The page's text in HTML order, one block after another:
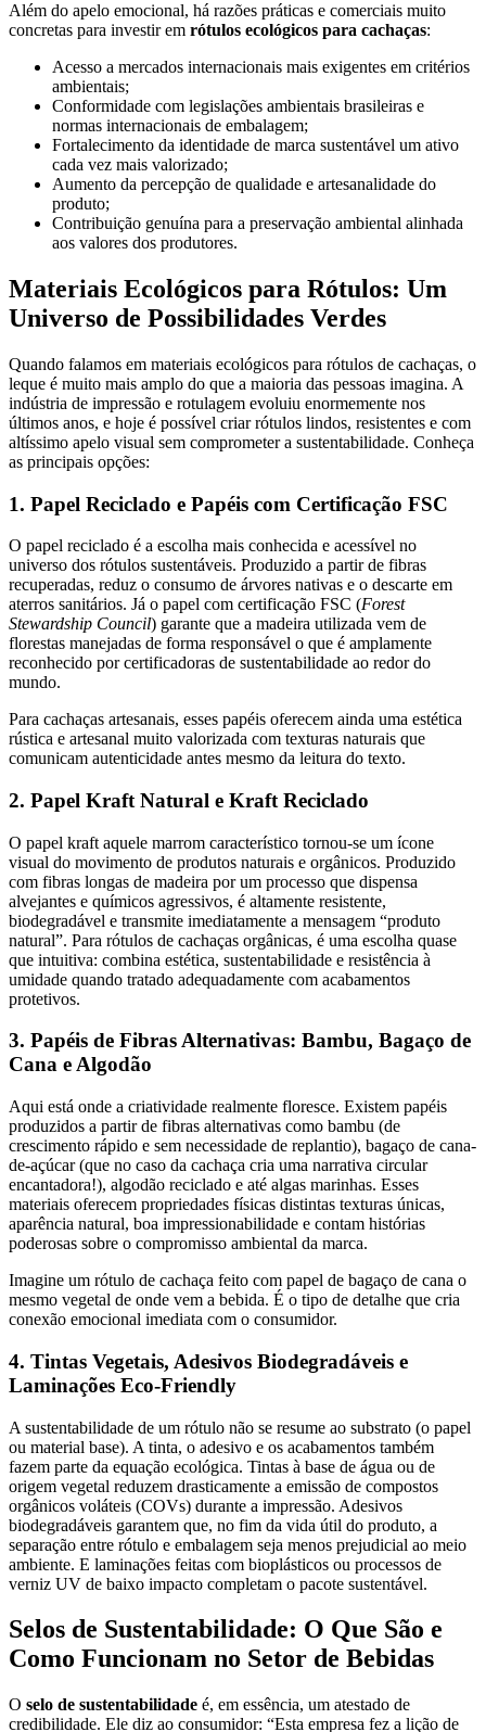
Além do apelo emocional, há razões práticas e comerciais muito
concretas para investir em rótulos ecológicos para cachaças:
Acesso a mercados internacionais mais exigentes em critérios
ambientais;
Conformidade com legislações ambientais brasileiras e
normas internacionais de embalagem;
Fortalecimento da identidade de marca sustentável um ativo
cada vez mais valorizado;
Aumento da percepção de qualidade e artesanalidade do
produto;
Contribuição genuína para a preservação ambiental alinhada
aos valores dos produtores.
Materiais Ecológicos para Rótulos: Um
Universo de Possibilidades Verdes
Quando falamos em materiais ecológicos para rótulos de cachaças, o
leque é muito mais amplo do que a maioria das pessoas imagina. A
indústria de impressão e rotulagem evoluiu enormemente nos
últimos anos, e hoje é possível criar rótulos lindos, resistentes e com
altíssimo apelo visual sem comprometer a sustentabilidade. Conheça
as principais opções:
1. Papel Reciclado e Papéis com Certificação FSC
O papel reciclado é a escolha mais conhecida e acessível no
universo dos rótulos sustentáveis. Produzido a partir de fibras
recuperadas, reduz o consumo de árvores nativas e o descarte em
aterros sanitários. Já o papel com certificação FSC (Forest
Stewardship Council) garante que a madeira utilizada vem de
florestas manejadas de forma responsável o que é amplamente
reconhecido por certificadoras de sustentabilidade ao redor do
mundo.
Para cachaças artesanais, esses papéis oferecem ainda uma estética
rústica e artesanal muito valorizada com texturas naturais que
comunicam autenticidade antes mesmo da leitura do texto.
2. Papel Kraft Natural e Kraft Reciclado
O papel kraft aquele marrom característico tornou-se um ícone
visual do movimento de produtos naturais e orgânicos. Produzido
com fibras longas de madeira por um processo que dispensa
alvejantes e químicos agressivos, é altamente resistente,
biodegradável e transmite imediatamente a mensagem “produto
natural”. Para rótulos de cachaças orgânicas, é uma escolha quase
que intuitiva: combina estética, sustentabilidade e resistência à
umidade quando tratado adequadamente com acabamentos
protetivos.
3. Papéis de Fibras Alternativas: Bambu, Bagaço de
Cana e Algodão
Aqui está onde a criatividade realmente floresce. Existem papéis
produzidos a partir de fibras alternativas como bambu (de
crescimento rápido e sem necessidade de replantio), bagaço de cana-
de-açúcar (que no caso da cachaça cria uma narrativa circular
encantadora!), algodão reciclado e até algas marinhas. Esses
materiais oferecem propriedades físicas distintas texturas únicas,
aparência natural, boa impressionabilidade e contam histórias
poderosas sobre o compromisso ambiental da marca.
Imagine um rótulo de cachaça feito com papel de bagaço de cana o
mesmo vegetal de onde vem a bebida. É o tipo de detalhe que cria
conexão emocional imediata com o consumidor.
4. Tintas Vegetais, Adesivos Biodegradáveis e
Laminações Eco-Friendly
A sustentabilidade de um rótulo não se resume ao substrato (o papel
ou material base). A tinta, o adesivo e os acabamentos também
fazem parte da equação ecológica. Tintas à base de água ou de
origem vegetal reduzem drasticamente a emissão de compostos
orgânicos voláteis (COVs) durante a impressão. Adesivos
biodegradáveis garantem que, no fim da vida útil do produto, a
separação entre rótulo e embalagem seja menos prejudicial ao meio
ambiente. E laminações feitas com bioplásticos ou processos de
verniz UV de baixo impacto completam o pacote sustentável.
Selos de Sustentabilidade: O Que São e
Como Funcionam no Setor de Bebidas
O selo de sustentabilidade é, em essência, um atestado de
credibilidade. Ele diz ao consumidor: “Esta empresa fez a lição de